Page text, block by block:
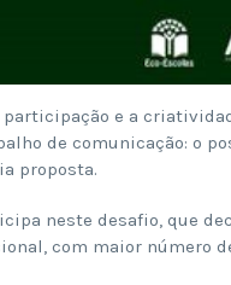
e a
de comunicação: o
proposta.
neste desafio, que
com maior número